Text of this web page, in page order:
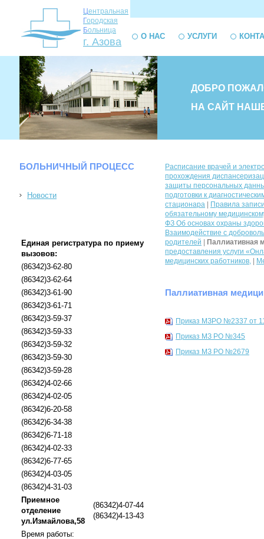
Центральная
Городская
Больница
г. Азова О НАС УСЛУГИ
ДОБРО
НА САЙТ
БОЛЬНИЧНЫЙ ПРОЦЕСС
Новости
Единая регистратура по приему
вызовов:
(86342)3-62-80
(86342)3-62-64
(86342)3-61-90
(86342)3-61-71
(86342)3-59-37
(86342)3-59-33
(86342)3-59-32
(86342)3-59-30
(86342)3-59-28
(86342)4-02-66
(86342)4-02-05
(86342)6-20-58
(86342)6-34-38
(86342)6-71-18
(86342)4-02-33
(86342)6-77-65
(86342)4-03-05
(86342)4-31-03
Приемное
отделение
ул.Измайлова,58
(86342)4-07-44
(86342)4-13-43
Время работы:
Расписание врачей и
прохождения
защиты персональных
подготовки к
стационара
Правила
обязательному
ФЗ Об основах охраны
Взаимодействие с
родителей
Паллиативная
предоставления услуги
медицинских работников,
Паллиативная
Приказ МЗРО №2337 от
Приказ МЗ РО №345
Приказ МЗ РО №2679